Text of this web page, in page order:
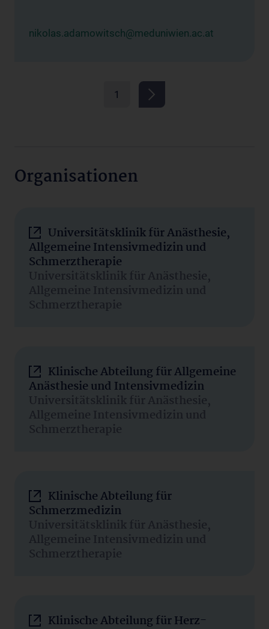
nikolas.adamowitsch@meduniwien.ac.at
1
Organisationen
Universitätsklinik für Anästhesie,
Allgemeine Intensivmedizin und
Schmerztherapie
Universitätsklinik für Anästhesie,
Allgemeine Intensivmedizin und
Schmerztherapie
Klinische Abteilung für Allgemeine
Anästhesie und Intensivmedizin
Universitätsklinik für Anästhesie,
Allgemeine Intensivmedizin und
Schmerztherapie
Klinische Abteilung für
Schmerzmedizin
Universitätsklinik für Anästhesie,
Allgemeine Intensivmedizin und
Schmerztherapie
Klinische Abteilung für Herz-